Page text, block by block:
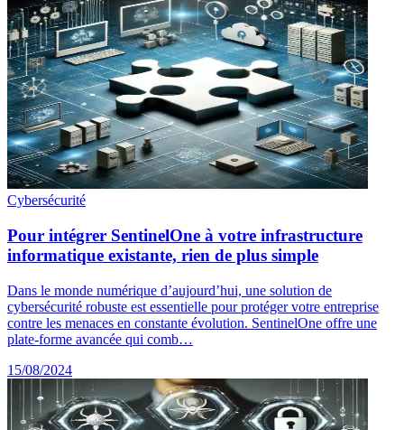
Cybersécurité
Pour intégrer SentinelOne à votre infrastructure
informatique existante, rien de plus simple
Dans le monde numérique d’aujourd’hui, une solution de
cybersécurité robuste est essentielle pour protéger votre entreprise
contre les menaces en constante évolution. SentinelOne offre une
plate-forme avancée qui comb…
15/08/2024